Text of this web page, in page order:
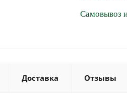
Самовывоз
Доставка Отзывы